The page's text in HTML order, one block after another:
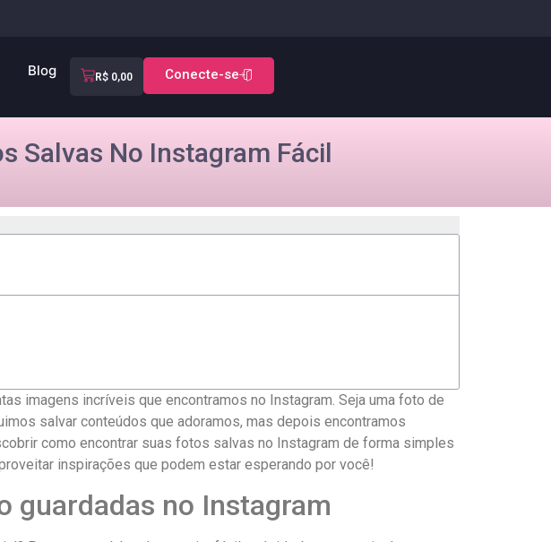
Blog R$0,00 Conecte-se
Salvas No Instagram Fácil
‌imagens incríveis que⁣ encontramos no Instagram. Seja uma ⁣foto de
⁢salvar conteúdos que ‌adoramos, mas depois ‌encontramos
como encontrar suas⁢ fotos ⁤salvas⁣ no Instagram de forma simples
inspirações que podem⁤ estar ‌esperando ⁤por você!
⁢guardadas no Instagram